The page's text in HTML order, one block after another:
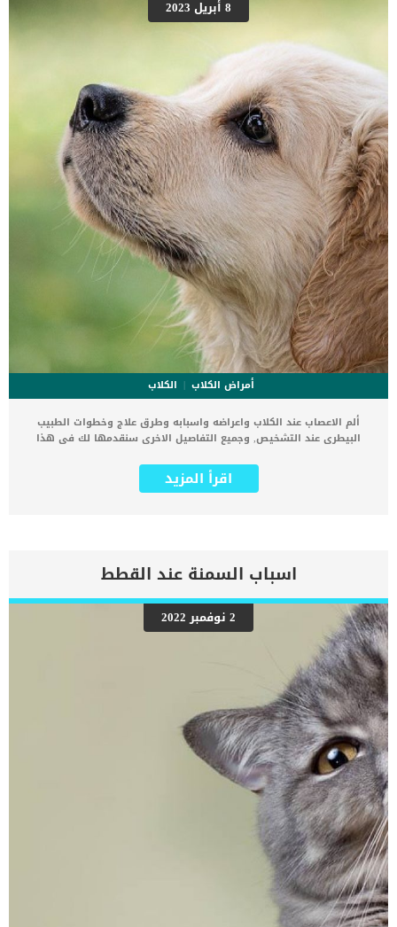
على شكل مجموعة من المراحل التى يتدرجها الكلب الى ان يصل الى
النهاية. اهم علامات وفاة الكلاب بسبب قصور القلب الاحتقانى كما ذكرنا
ستكون هذه العلامات عبارة عن مراحل متدرجة الى المرحلة الاخيرة وهى
الوفاة. _المرحلة الاولى, تظهر ان الكلب معرض لخطر الإصابة بسرطان
القلب ، ولكن ليس لديه أعراض ولا تغييرات في القلب. _المرحلة
الثانية,يعاني الكلب […]
8 أبريل 2023
أمراض الكلاب
الكلاب
ألم الاعصاب عند الكلاب واعراضه واسبابه وطرق علاج وخطوات الطبيب
البيطرى عند التشخيص, وجميع التفاصيل الاخرى سنقدمها لك فى هذا
للكلاب أن تصفها لنا ، مثل الحرق أو الطعن. ينتج ألم الاعصاب عن خلل في
الوظيفة اليومية للجهاز العصبي المحيطي أو المركزي. في معظم الحالات
تشعر به. علامات ألم الاعصاب عند الكلاب قد تختلف علامات هذه الحالة من
كلب الى اخر ومن خلال معرفتك بكلبك ستتمكن من معرفة التغيرات التى
ستظهر عليه. ستكون إحدى العلامات الأكثر وضوحًا هي التغيير في سلوك
حيوانك الأليف تغير في المزاج والحيوية انخفاض تحمل النشاط ، وخاصة
التمارين الرياضية لعق منطقة معينة باستمرارالعواء نتيجة الألم قلة
الشهية تغير في عادات التبول أو حركات الأمعاء صعوبة في المشي أو
الوقوف مشكلة في القفز أو إدارة السلالم كما قد يُظهر كلبك رد فعل
مؤلمًا تجاه الضغط غير المؤلم مثل اللمس اقرا ايضا: ما هى النواقص […]
اقرأ المزيد
اسباب السمنة عند القطط
2 نوفمبر 2022